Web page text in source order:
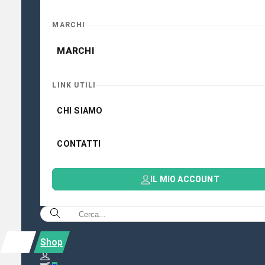
MARCHI
MARCHI
LINK UTILI
CHI SIAMO
CONTATTI
IL MIO ACCOUNT
Shop